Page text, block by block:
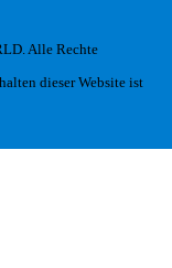
Alle Rechte
dieser Website ist